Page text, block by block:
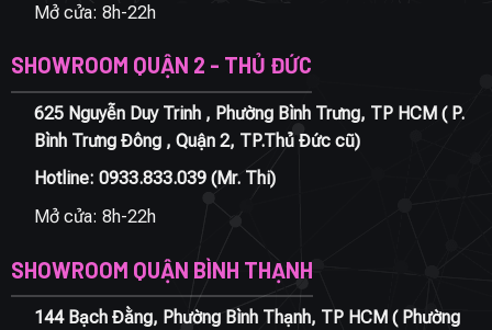
Mở cửa: 8h-22h
SHOWROOM QUẬN 2 - THỦ ĐỨC
625 Nguyễn Duy Trinh , Phường Bình Trưng, TP HCM ( P.
Bình Trưng Đông , Quận 2, TP.Thủ Đức cũ)
Hotline: 0933.833.039(Mr. Thi)
Mở cửa: 8h-22h
SHOWROOM QUẬN BÌNH THẠNH
144 Bạch Đằng, Phường Bình Thạnh, TP HCM ( Phường